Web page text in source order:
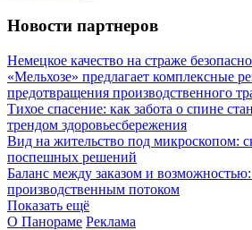
Новости партнеров
Немецкое качество на страже
«Мельхозе» предлагает комплексные
предотвращения производственного
Тихое спасение: как забота о спине
трендом здоровьесбережения
Вид на жительство под микроскопом:
поспешных решений
Баланс между заказом и
производственным потоком
Показать ещё
О Панораме Реклама